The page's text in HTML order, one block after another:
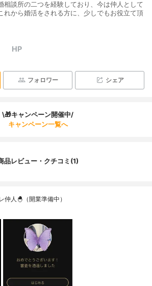
相談所の二つを経験しており、今は仲人として
れから婚活をされる方に、少しでもお役立て頂
HP
フォロワー シェア
\🎁キャンペーン開催中/
キャンペーン一覧へ
品レビュー・クチコミ(1)
仲人🐣（開業準備中）